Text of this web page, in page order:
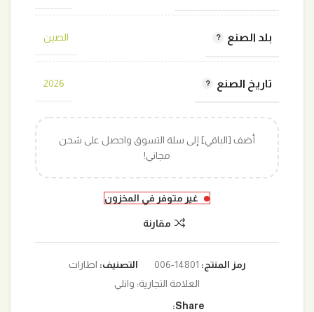
بلد الصنع الصين
تاريخ الصنع 2026
أضف [الباقي] إلى سلة التسوق واحصل على شحن
مجاني!
غير متوفر في المخزون
مقارنة
رمز المنتج: 14801-006 التصنيف: اطارات
العلامة التجارية: وانلي
Share: